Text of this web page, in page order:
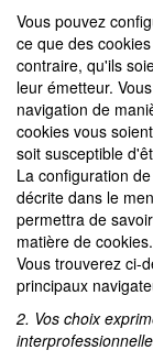
Vous pouvez
ce que des
contraire, qu'ils
leur émetteur.
navigation de
cookies vous
soit susceptible
La configuration
décrite dans le
permettra de
matière de cookies.
Vous trouverez ci-
principaux
2. Vos choix